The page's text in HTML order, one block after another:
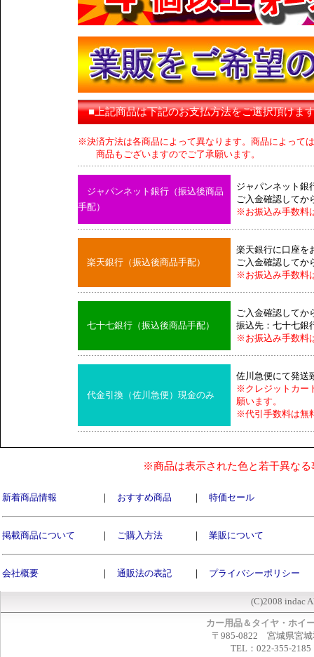
■上記商品は下記のお支払方法をご選択頂けま
※決済方法は各商品によって異なります。商品によって
商品もございますのでご了承願います。
ジャパンネット銀行（振込後商品
手配）
ジャパンネット銀
ご入金確認してか
※お振込み手数料
楽天銀行（振込後商品手配）
楽天銀行に口座を
ご入金確認してか
※お振込み手数料
七十七銀行（振込後商品手配）
ご入金確認してか
振込先：七十七銀
※お振込み手数料
代金引換（佐川急便）現金のみ
佐川急便にて発送
※クレジットカー
願います。
※代引手数料は無
※商品は表示された色と若干異な
新着商品情報 ｜ おすすめ商品 ｜ 特価セール
掲載商品について ｜ ご購入方法 ｜ 業販について
会社概要 ｜ 通販法の表記 ｜ プライバシーポリシー
(C)2008 indac
カー用品＆タイヤ・ホイ
〒985-0822 宮城県宮城
TEL：022-355-